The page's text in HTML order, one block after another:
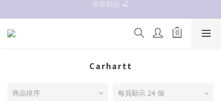
抗UV 50+防曬外套 $299🧊🧊
✨OWALA多款任選✨  點我看全部
抗UV 50+防曬外套 $299🧊🧊
Carhartt
商品排序 每頁顯示 24 個